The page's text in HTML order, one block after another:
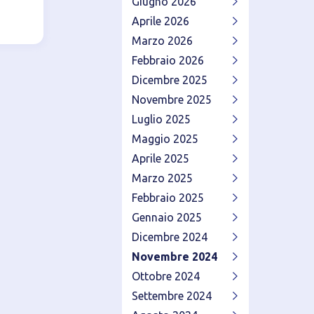
Aprile 2026
Marzo 2026
Febbraio 2026
Dicembre 2025
Novembre 2025
Luglio 2025
Maggio 2025
Aprile 2025
Marzo 2025
Febbraio 2025
Gennaio 2025
Dicembre 2024
Novembre 2024
Ottobre 2024
Settembre 2024